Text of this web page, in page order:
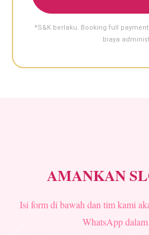
*S&K berlaku. Booking full
biaya
AMANKAN
Isi form di bawah dan tim kami
WhatsApp